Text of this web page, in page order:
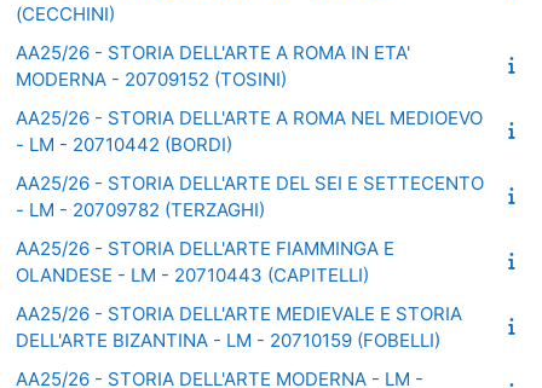
(CECCHINI)
AA25/26 - STORIA DELL'ARTE A ROMA IN ETA'
MODERNA - 20709152 (TOSINI)
AA25/26 - STORIA DELL'ARTE A ROMA NEL MEDIOEVO
- LM - 20710442 (BORDI)
AA25/26 - STORIA DELL'ARTE DEL SEI E SETTECENTO
- LM - 20709782 (TERZAGHI)
AA25/26 - STORIA DELL'ARTE FIAMMINGA E
OLANDESE - LM - 20710443 (CAPITELLI)
AA25/26 - STORIA DELL'ARTE MEDIEVALE E STORIA
DELL'ARTE BIZANTINA - LM - 20710159 (FOBELLI)
AA25/26 - STORIA DELL'ARTE MODERNA - LM -